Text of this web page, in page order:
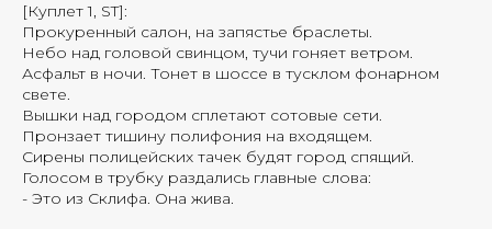
[Куплет 1, ST]:
Прокуренный салон, на запястье браслеты.
Небо над головой свинцом, тучи гоняет ветром.
Асфальт в ночи. Тонет в шоссе в тусклом фонарном
свете.
Вышки над городом сплетают сотовые сети.
Пронзает тишину полифония на входящем.
Сирены полицейских тачек будят город спящий.
Голосом в трубку раздались главные слова:
- Это из Склифа. Она жива.